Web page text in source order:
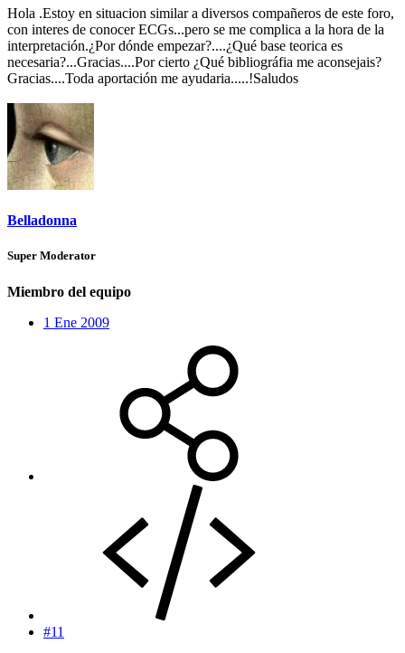
Hola .Estoy en situacion similar a diversos compañeros de este foro,
con interes de conocer ECGs...pero se me complica a la hora de la
interpretación.¿Por dónde empezar?....¿Qué base teorica es
necesaria?...Gracias....Por cierto ¿Qué bibliográfia me aconsejais?
Gracias....Toda aportación me ayudaria.....!Saludos
Belladonna
Super Moderator
Miembro del equipo
1 Ene 2009
#11